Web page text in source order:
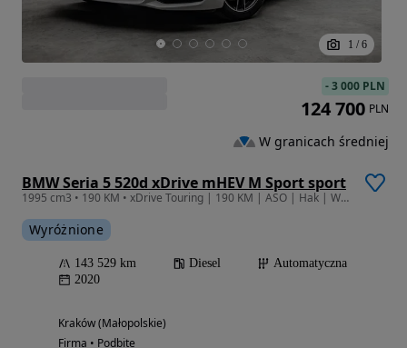
1 / 6
BMW Seria 5 520d xDrive mHEV M Sport sport
1995 cm3 • 190 KM • xDrive Touring | 190 KM | ASO | Hak | Webasto | Kamera | Carplay
Wyróżnione
143 529 km Diesel
Automatyczna
2020
Kraków (Małopolskie)
Firma • Podbite
-3 000 PLN
124 700 PLN
W granicach średniej